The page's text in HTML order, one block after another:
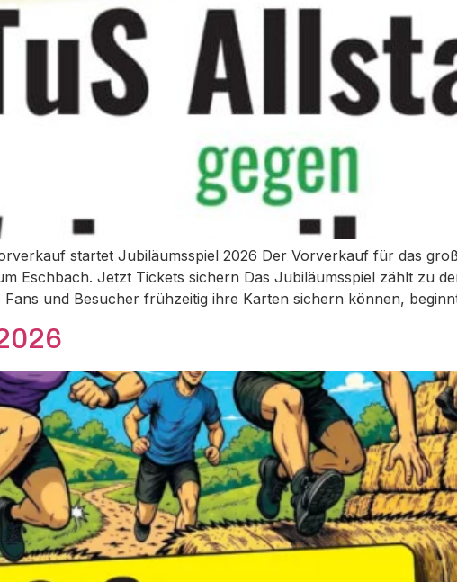
startet Jubiläumsspiel 2026 Der Vorverkauf für das
Eschbach. Jetzt Tickets sichern Das Jubiläumsspiel zählt zu
Fans und Besucher frühzeitig ihre Karten sichern können,